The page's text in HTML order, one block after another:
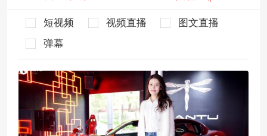
短视频 视频直播
图文直播
弹幕